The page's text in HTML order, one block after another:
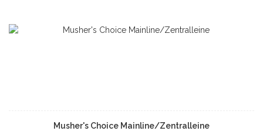
Musher's Choice Mainline/Zentralleine